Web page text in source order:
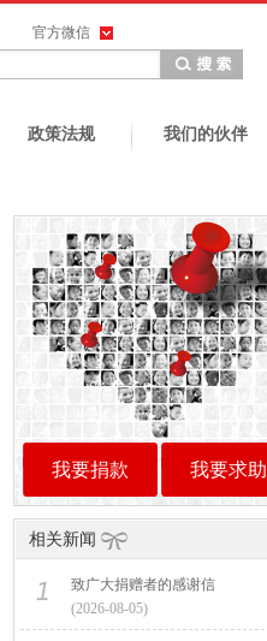
官方微信
政策法规 我们的伙伴
我要捐款 我要求助
相关新闻
致广大捐赠者的感谢信
(2026-08-05)